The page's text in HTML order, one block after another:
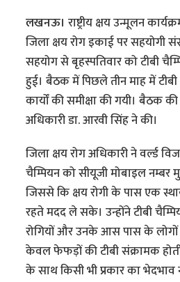
लखनऊ।राष्ट्रीय क्षय उन्मूलन
जिला क्षय रोग इकाई पर सहयोगी
सहयोग से बृहस्पतिवार को टीबी
हुई। बैठक में पिछले तीन माह में टीबी
कार्यों की समीक्षा की गयी। बैठक
अधिकारी डा. आरवी सिंह ने की।
जिला क्षय रोग अधिकारी ने वर्ल्ड
चैम्पियन को सीयूजी मोबाइल नम्बर
जिससे कि क्षय रोगी के पास एक
रहते मदद ले सके। उन्होंने टीबी
रोगियों और उनके आस पास के
केवल फेफड़ों की टीबी संक्रामक
के साथ किसी भी प्रकार का भेदभाव